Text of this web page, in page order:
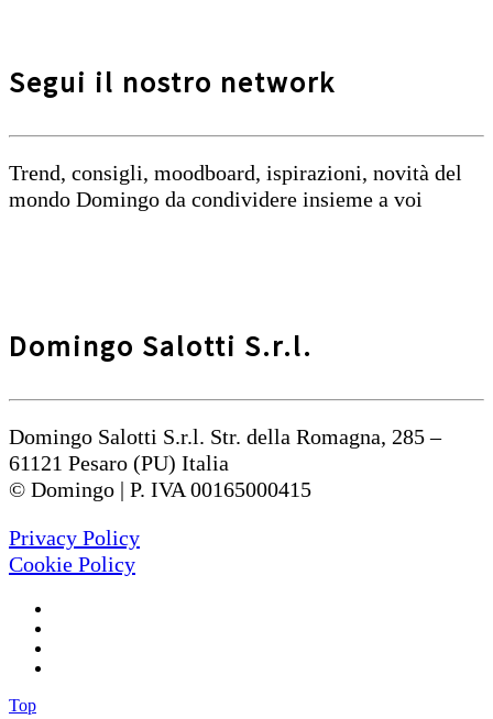
Segui il nostro network
Trend, consigli, moodboard, ispirazioni, novità del
mondo Domingo da condividere insieme a voi
Domingo Salotti S.r.l.
Domingo Salotti S.r.l. Str. della Romagna, 285 –
61121 Pesaro (PU) Italia
© Domingo | P. IVA 00165000415
Privacy Policy
Cookie Policy
Top